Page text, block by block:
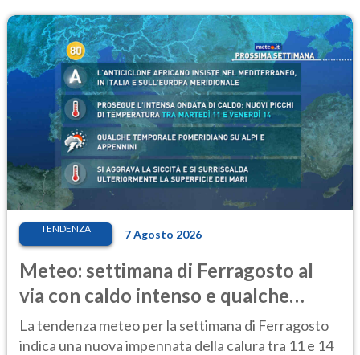
TENDENZA 7 Agosto 2026
Meteo: settimana di Ferragosto al
via con caldo intenso e qualche
temporale
La tendenza meteo per la settimana di Ferragosto
indica una nuova impennata della calura tra 11 e 14